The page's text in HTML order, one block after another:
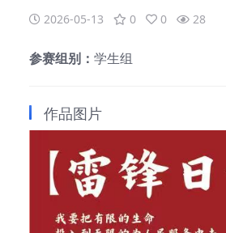
2026-05-13 0 0 28
参赛组别： 学生组
作品图片